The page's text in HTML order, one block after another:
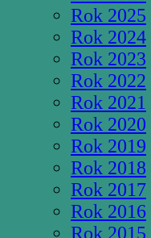
Rok 2025
Rok 2024
Rok 2023
Rok 2022
Rok 2021
Rok 2020
Rok 2019
Rok 2018
Rok 2017
Rok 2016
Rok 2015